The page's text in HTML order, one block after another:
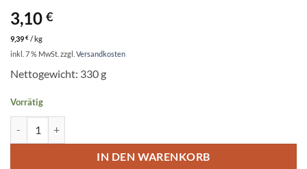
3,10 €
9,39 € /kg
inkl. 7 % MwSt. zzgl. Versandkosten
Nettogewicht: 330 g
Vorrätig
IN DEN WARENKORB